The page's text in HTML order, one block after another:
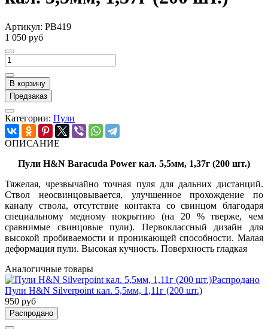
Артикул: PB419
1 050 руб
В корзину
Предзаказ
Категории: Пули
ОПИСАНИЕ
Пули H&N Baracuda Power кал. 5,5мм, 1,37г (200 шт.)
Тяжелая, чрезвычайно точная пуля для дальних дистанций.
Ствол неосвинцовывается, улучшенное прохождение по
каналу ствола, отсутствие контакта со свинцом благодаря
специальному медному покрытию (на 20 % тверже, чем
сравнимые свинцовые пули). Первоклассный дизайн для
высокой пробиваемости и проникающей способности. Малая
деформация пули. Высокая кучность. Поверхность гладкая
Аналогичные товары
Распродано
Пули H&N Silverpoint кал. 5,5мм, 1,11г (200 шт.)
950 руб
Распродано